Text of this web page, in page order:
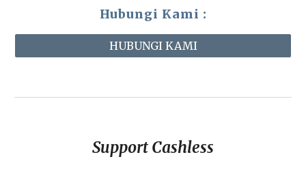
Hubungi Kami :
HUBUNGI KAMI
Support Cashless